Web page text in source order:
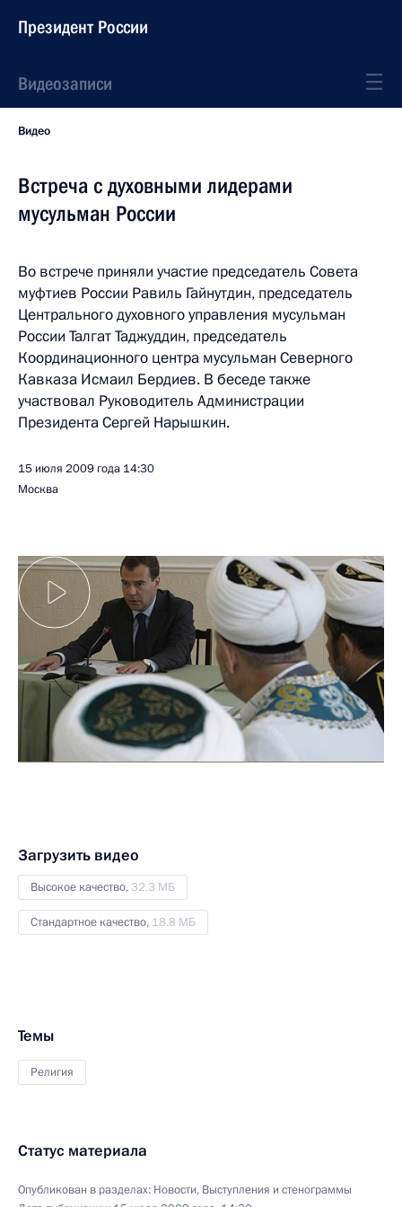
Президент России
Видеозаписи
Видео
Встреча с духовными лидерами
мусульман России
Во встрече приняли участие председатель Совета
муфтиев России Равиль Гайнутдин, председатель
Центрального духовного управления мусульман
России Талгат Таджуддин, председатель
Координационного центра мусульман Северного
Кавказа Исмаил Бердиев. В беседе также
участвовал Руководитель Администрации
Президента Сергей Нарышкин.
15 июля 2009 года 14:30
Москва
Загрузить видео
Высокое качество, 32.3 МБ
Стандартное качество, 18.8 МБ
Темы
Религия
Статус материала
Опубликован в разделах: Новости, Выступления и стенограммы